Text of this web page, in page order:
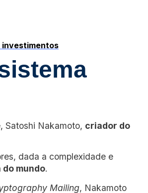
investimentos
Satoshi Nakamoto, criador do
dada a complexidade e
mundo.
Mailing, Nakamoto